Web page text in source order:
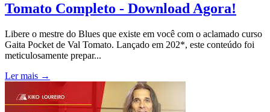
Tomato Completo - Download Agora!
Libere o mestre do Blues que existe em você com o aclamado curso
Gaita Pocket de Val Tomato. Lançado em 202*, este conteúdo foi
meticulosamente prepar...
Ler mais →